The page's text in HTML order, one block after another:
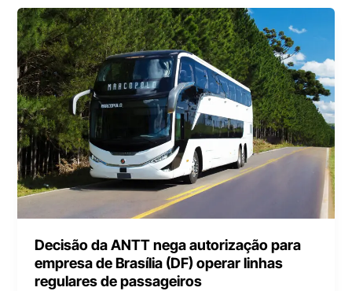
Decisão da ANTT nega autorização para
empresa de Brasília (DF) operar linhas
regulares de passageiros